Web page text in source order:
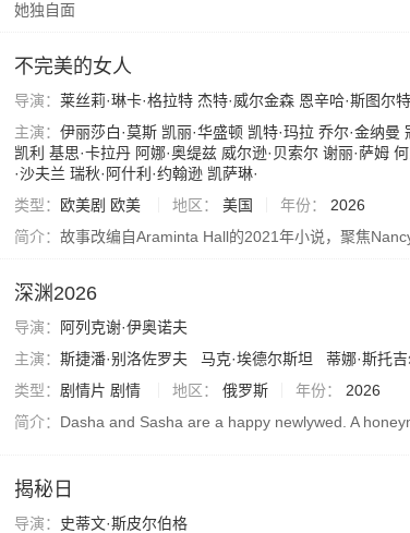
她独自面
不完美的女人
导演： 莱丝莉·琳卡·格拉特 杰特·威尔金森 恩辛哈·斯图尔特
主演： 伊丽莎白·莫斯 凯丽·华盛顿 凯特·玛拉 乔尔·金纳曼
凯利 基思·卡拉丹 阿娜·奥缇兹 威尔逊·贝索尔 谢丽·萨姆
·沙夫兰 瑞秋·阿什利·约翰逊 凯萨琳·
类型：
欧美剧 欧美 地区： 美国 年份：
2026
简介： 故事改编自Araminta Hall的2021年小说，聚焦
深渊2026
导演：
阿列克谢·伊奥诺夫
主演： 斯捷潘·别洛佐罗夫 马克·埃德尔斯坦
蒂娜·斯托
类型： 剧情片 剧情 地区： 俄罗斯 年份：
2026
简介： Dasha and Sasha are a happy newlywed. A
揭秘日
导演： 史蒂文·斯皮尔伯格